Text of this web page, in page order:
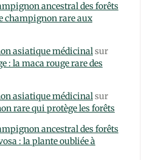
ancestral des forêts
champignon rare aux
asiatique médicinalsur
: la maca rouge rare des
asiatique médicinalsur
rare qui protège les forêts
ancestral des forêts
: la plante oubliée à